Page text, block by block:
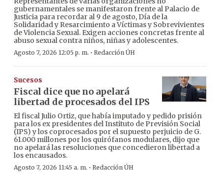
gubernamentales se manifestaron frente al Palacio de
Justicia para recordar al 9 de agosto, Día de la
Solidaridad y Resarcimiento a Víctimas y Sobrevivientes
de Violencia Sexual. Exigen acciones concretas frente al
abuso sexual contra niños, niñas y adolescentes.
Agosto 7, 2026 12:05 p. m. · Redacción ÚH
Sucesos
Fiscal dice que no apelará
libertad de procesados del IPS
El fiscal Julio Ortiz, que había imputado y pedido prisión
para los ex presidentes del Instituto de Previsión Social
(IPS) y los coprocesados por el supuesto perjuicio de G.
61.000 millones por los quirófanos modulares, dijo que
no apelará las resoluciones que concedieron libertad a
los encausados.
Agosto 7, 2026 11:45 a. m. · Redacción ÚH